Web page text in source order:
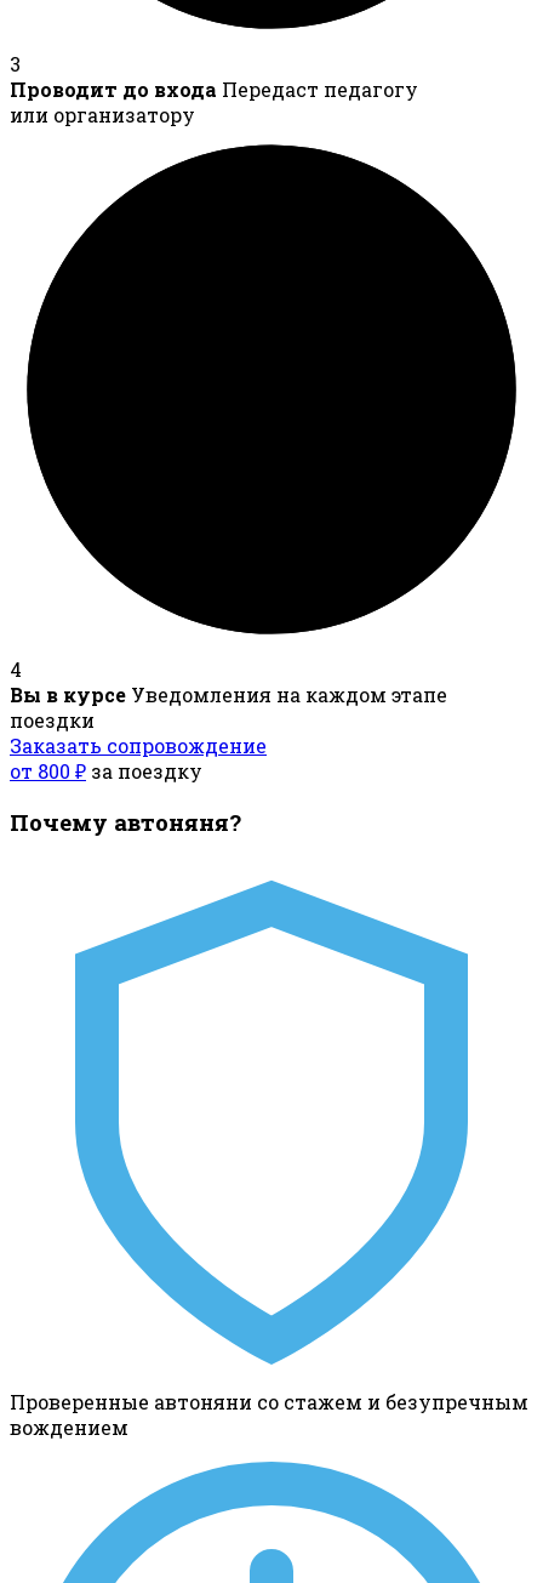
3
Проводит до входа Передаст педагогу
или организатору
4
Вы в курсе Уведомления на каждом этапе
поездки
Заказать сопровождение
от 800 ₽ за поездку
Почему автоняня?
Проверенные автоняни со стажем и безупречным
вождением